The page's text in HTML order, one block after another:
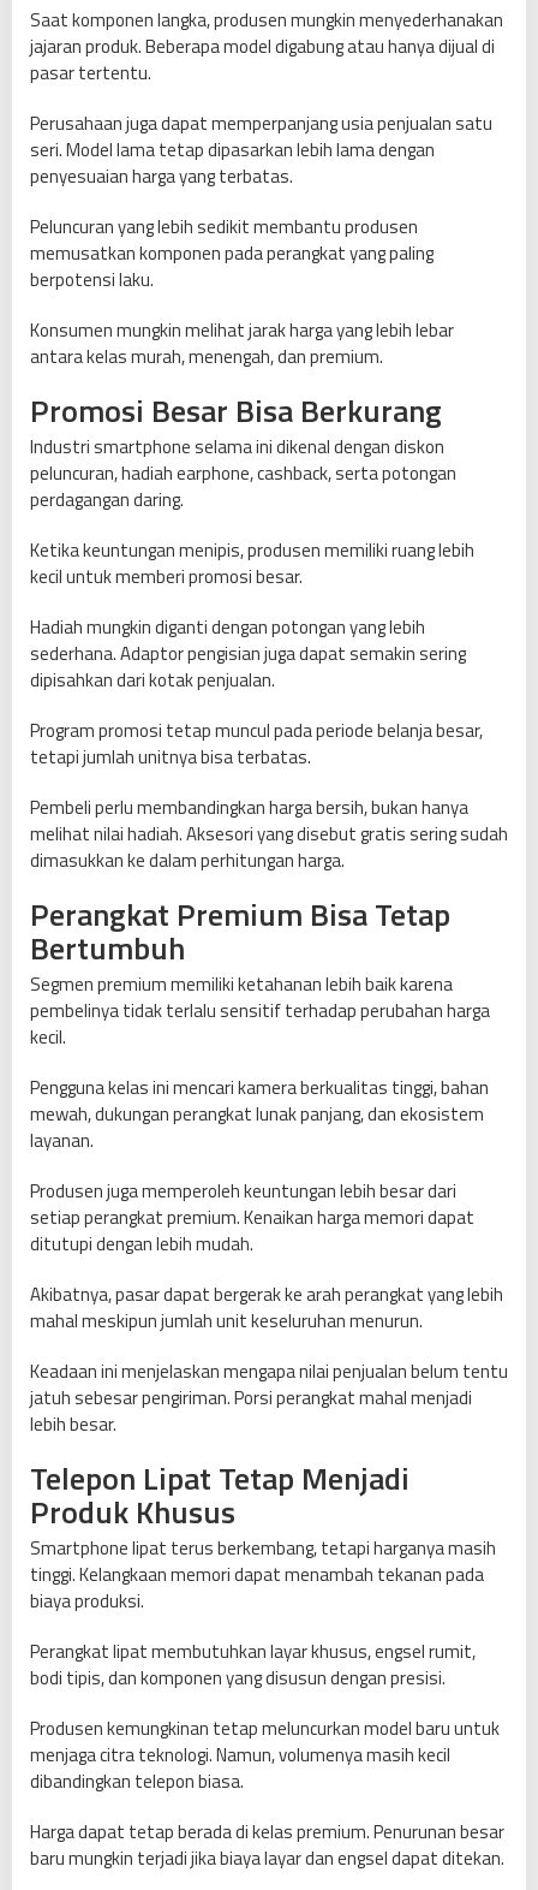
Saat komponen langka, produsen mungkin menyederhanakan
jajaran produk. Beberapa model digabung atau hanya dijual di
pasar tertentu.
Perusahaan juga dapat memperpanjang usia penjualan satu
seri. Model lama tetap dipasarkan lebih lama dengan
penyesuaian harga yang terbatas.
Peluncuran yang lebih sedikit membantu produsen
memusatkan komponen pada perangkat yang paling
berpotensi laku.
Konsumen mungkin melihat jarak harga yang lebih lebar
antara kelas murah, menengah, dan premium.
Promosi Besar Bisa Berkurang
Industri smartphone selama ini dikenal dengan diskon
peluncuran, hadiah earphone, cashback, serta potongan
perdagangan daring.
Ketika keuntungan menipis, produsen memiliki ruang lebih
kecil untuk memberi promosi besar.
Hadiah mungkin diganti dengan potongan yang lebih
sederhana. Adaptor pengisian juga dapat semakin sering
dipisahkan dari kotak penjualan.
Program promosi tetap muncul pada periode belanja besar,
tetapi jumlah unitnya bisa terbatas.
Pembeli perlu membandingkan harga bersih, bukan hanya
melihat nilai hadiah. Aksesori yang disebut gratis sering sudah
dimasukkan ke dalam perhitungan harga.
Perangkat Premium Bisa Tetap
Bertumbuh
Segmen premium memiliki ketahanan lebih baik karena
pembelinya tidak terlalu sensitif terhadap perubahan harga
kecil.
Pengguna kelas ini mencari kamera berkualitas tinggi, bahan
mewah, dukungan perangkat lunak panjang, dan ekosistem
layanan.
Produsen juga memperoleh keuntungan lebih besar dari
setiap perangkat premium. Kenaikan harga memori dapat
ditutupi dengan lebih mudah.
Akibatnya, pasar dapat bergerak ke arah perangkat yang lebih
mahal meskipun jumlah unit keseluruhan menurun.
Keadaan ini menjelaskan mengapa nilai penjualan belum tentu
jatuh sebesar pengiriman. Porsi perangkat mahal menjadi
lebih besar.
Telepon Lipat Tetap Menjadi
Produk Khusus
Smartphone lipat terus berkembang, tetapi harganya masih
tinggi. Kelangkaan memori dapat menambah tekanan pada
biaya produksi.
Perangkat lipat membutuhkan layar khusus, engsel rumit,
bodi tipis, dan komponen yang disusun dengan presisi.
Produsen kemungkinan tetap meluncurkan model baru untuk
menjaga citra teknologi. Namun, volumenya masih kecil
dibandingkan telepon biasa.
Harga dapat tetap berada di kelas premium. Penurunan besar
baru mungkin terjadi jika biaya layar dan engsel dapat ditekan.